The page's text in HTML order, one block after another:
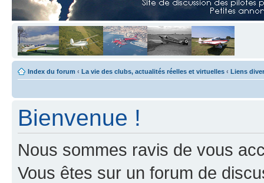
Index du forum ‹ La vie des clubs, actualités réelles et virtuelles ‹ Liens
Bienvenue !
Nous sommes ravis de vous
Vous êtes sur un forum de